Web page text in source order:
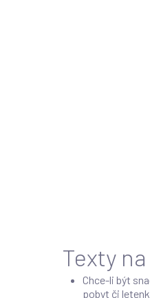
Texty
Chce-li být
pobyt či